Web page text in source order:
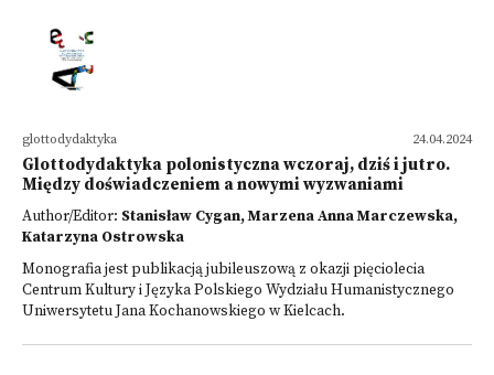
24.04.2024
glottodydaktyka
Glottodydaktyka polonistyczna wczoraj, dziś i jutro.
Między doświadczeniem a nowymi wyzwaniami
Author/Editor: Stanisław Cygan, Marzena Anna Marczewska,
Katarzyna Ostrowska
Monografia jest publikacją jubileuszową z okazji pięciolecia
Centrum Kultury i Języka Polskiego Wydziału Humanistycznego
Uniwersytetu Jana Kochanowskiego w Kielcach.